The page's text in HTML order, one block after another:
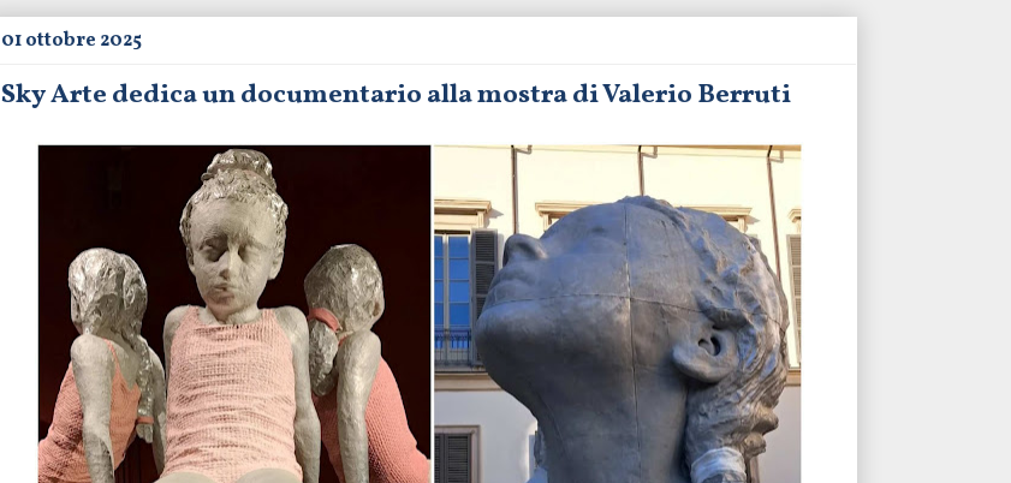
01 ottobre 2025
Sky Arte dedica un documentario alla mostra di Valerio Berruti